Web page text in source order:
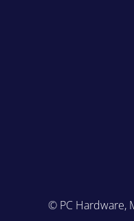
© PC Hardware,